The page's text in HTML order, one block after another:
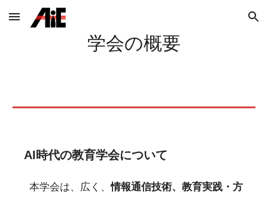
Skip to main content Skip to navigation
学会の概要
AI時代の教育学会について
本学会は、広く、情報通信技術、教育実践・方